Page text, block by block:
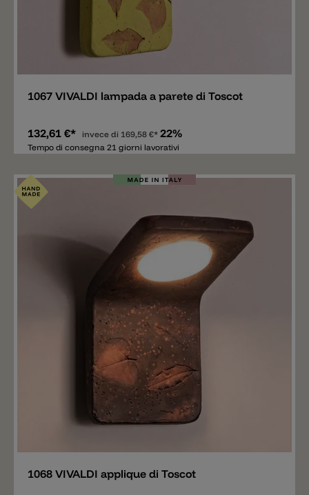
Aggiungere
1067 VIVALDI lampada a parete di Toscot
132,61 €* invece di 169,58 €* 22%
Tempo di consegna 21 giorni lavorativi
1068 VIVALDI applique di Toscot